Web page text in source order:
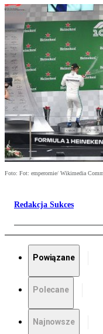
Foto: Fot: emperornie/ Wikimedia
Redakcja Sukces
Powiązane
Polecane
Najnowsze